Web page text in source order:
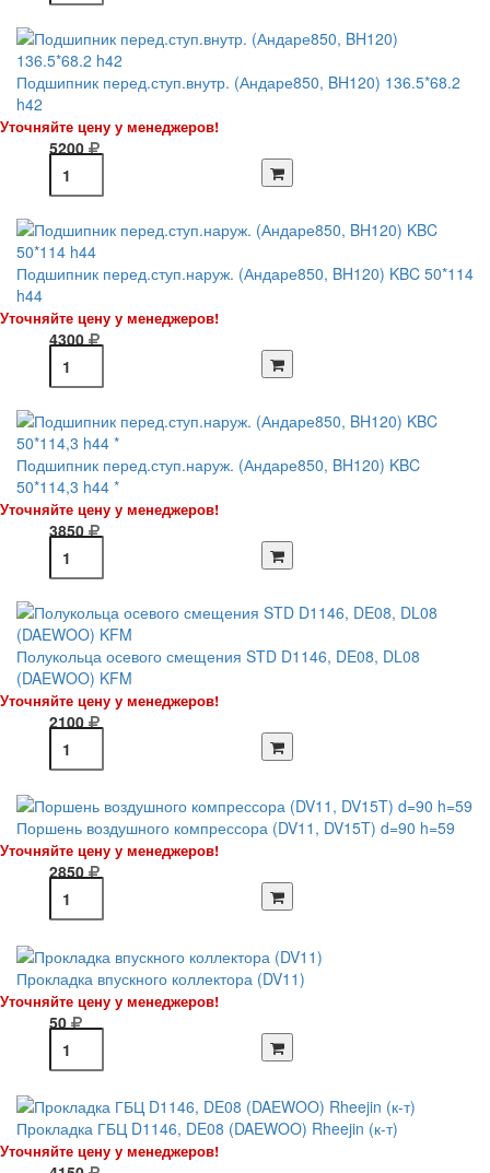
Подшипник перед.ступ.внутр. (Андаре850, BH120) 136.5*68.2
h42
Уточняйте цену у менеджеров!
5200
Подшипник перед.ступ.наруж. (Андаре850, BH120) KBC 50*114
h44
Уточняйте цену у менеджеров!
4300
Подшипник перед.ступ.наруж. (Андаре850, BH120) KBC
50*114,3 h44 *
Уточняйте цену у менеджеров!
3850
Полукольца осевого смещения STD D1146, DE08, DL08
(DAEWOO) KFM
Уточняйте цену у менеджеров!
2100
Поршень воздушного компрессора (DV11, DV15T) d=90 h=59
Уточняйте цену у менеджеров!
2850
Прокладка впускного коллектора (DV11)
Уточняйте цену у менеджеров!
50
Прокладка ГБЦ D1146, DE08 (DAEWOO) Rheejin (к-т)
Уточняйте цену у менеджеров!